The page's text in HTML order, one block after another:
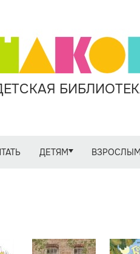
ДЕТЯМ